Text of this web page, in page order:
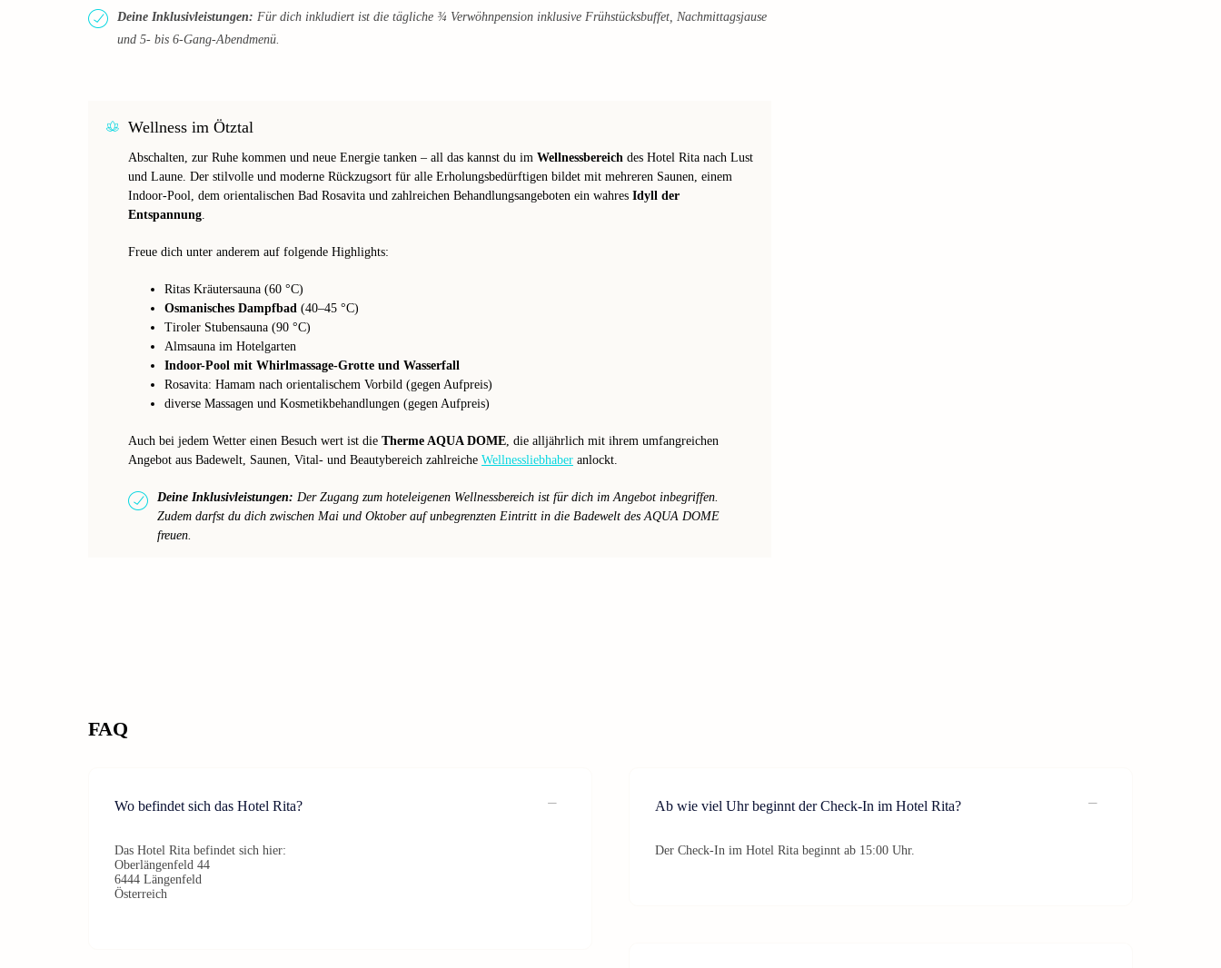
Deine Inklusivleistungen: Für dich inkludiert ist die tägliche ¾ Verwöhnpension inklusive Frühstücksbuffet, Nachmittagsjause
und 5- bis 6-Gang-Abendmenü.
Wellness im Ötztal
Abschalten, zur Ruhe kommen und neue Energie tanken – all das kannst du im Wellnessbereich des Hotel Rita nach Lust
und Laune. Der stilvolle und moderne Rückzugsort für alle Erholungsbedürftigen bildet mit mehreren Saunen, einem
Indoor-Pool, dem orientalischen Bad Rosavita und zahlreichen Behandlungsangeboten ein wahres Idyll der
Entspannung
Freue dich unter anderem auf folgende Highlights:
Ritas Kräutersauna (60 °C)
Osmanisches Dampfbad (40–45 °C)
Tiroler Stubensauna (90 °C)
Almsauna im Hotelgarten
Indoor-Pool mit Whirlmassage-Grotte und Wasserfall
Rosavita: Hamam nach orientalischem Vorbild (gegen Aufpreis)
diverse Massagen und Kosmetikbehandlungen (gegen Aufpreis)
Auch bei jedem Wetter einen Besuch wert ist die Therme AQUA DOME , die alljährlich mit ihrem umfangreichen
Angebot aus Badewelt, Saunen, Vital- und Beautybereich zahlreiche Wellnessliebhaber anlockt.
Deine Inklusivleistungen: Der Zugang zum hoteleigenen Wellnessbereich ist für dich im Angebot inbegriffen.
Zudem darfst du dich zwischen Mai und Oktober auf unbegrenzten Eintritt in die Badewelt des AQUA DOME
freuen.
FAQ
Wo befindet sich das Hotel Rita?
Das Hotel Rita befindet sich hier:
Oberlängenfeld 44
6444 Längenfeld
Österreich
Ab wie viel Uhr beginnt der Check-In im Hotel Rita?
Der Check-In im Hotel Rita beginnt ab 15:00 Uhr.